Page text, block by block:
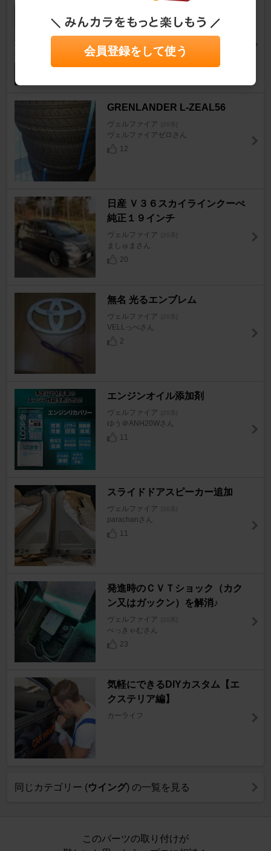
ー150 NKD-262✨
☆モケケさん☆さん
152
GRENLANDER L-ZEAL56
ヴェルファイア [20系]
ヴェルファイアゼロさん
12
日産 Ｖ３６スカイラインクーぺ
純正１９インチ
ヴェルファイア [20系]
ましゅまさん
20
無名 光るエンブレム
ヴェルファイア [20系]
VELLっぺさん
2
エンジンオイル添加剤
ヴェルファイア [20系]
ゆう＠ANH20Wさん
11
スライドドアスピーカー追加
ヴェルファイア [20系]
parachanさん
11
発進時のＣＶＴショック（カク
ン又はガックン）を解消♪
ヴェルファイア [20系]
べっきゃむさん
23
気軽にできるDIYカスタム【エ
クステリア編】
カーライフ
同じカテゴリー (ウイング) の一覧を見る
このパーツの取り付けが
会員登録をして使う